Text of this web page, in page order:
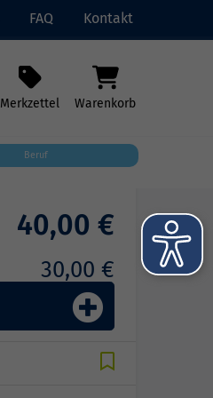
FAQ Kontakt
Merkzettel Warenkorb
Beruf
40,00 €
30,00 €